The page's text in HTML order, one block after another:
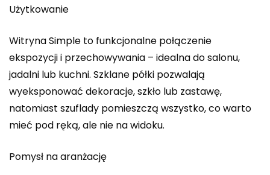
Użytkowanie
Witryna Simple to funkcjonalne połączenie
ekspozycji i przechowywania – idealna do salonu,
jadalni lub kuchni. Szklane półki pozwalają
wyeksponować dekoracje, szkło lub zastawę,
natomiast szuflady pomieszczą wszystko, co warto
mieć pod ręką, ale nie na widoku.
Pomysł na aranżację